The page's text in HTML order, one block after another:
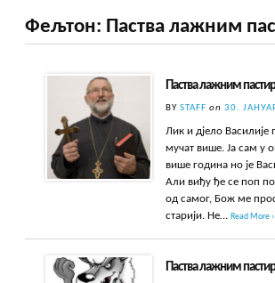
Фељтон: Паства лажним
Паства лажним
BYSTAFF on 30.
Лик и дјело
мучат више. Ја сам у
више година но је
Али виђу ђе се поп
од самог, Бож ме
старији. Не…Read More ›
Паства лажним